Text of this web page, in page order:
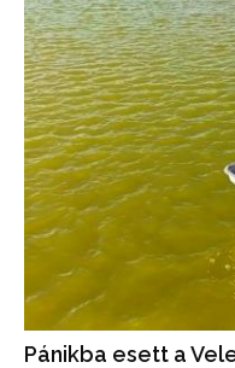
Pánikba esett a